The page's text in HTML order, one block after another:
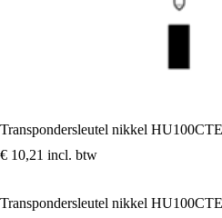
Transpondersleutel nikkel
€ 10,21 incl. btw
Transpondersleutel nikkel